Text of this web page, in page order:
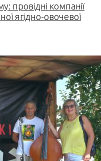
провідні компанії
ягідно-овочевої